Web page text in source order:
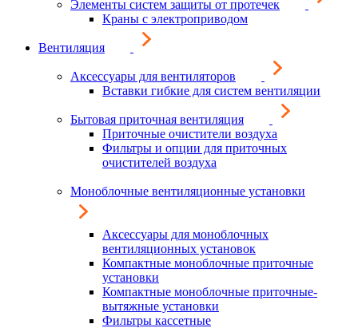
Элементы систем защиты от протечек
Краны с электроприводом
Вентиляция
Аксессуары для вентиляторов
Вставки гибкие для систем вентиляции
Бытовая приточная вентиляция
Приточные очистители воздуха
Фильтры и опции для приточных
очистителей воздуха
Моноблочные вентиляционные установки
Аксессуары для моноблочных
вентиляционных установок
Компактные моноблочные приточные
установки
Компактные моноблочные приточные-
вытяжные установки
Фильтры кассетные